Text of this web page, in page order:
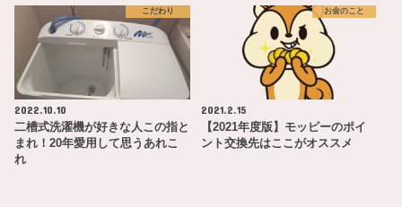
こだわり
2022.10.10
二槽式洗濯機が好きな人この指と
まれ！20年愛用して思うあれこ
れ
お金のこと
2021.2.15
【2021年度版】モッピーのポイ
ント交換先はここがオススメ